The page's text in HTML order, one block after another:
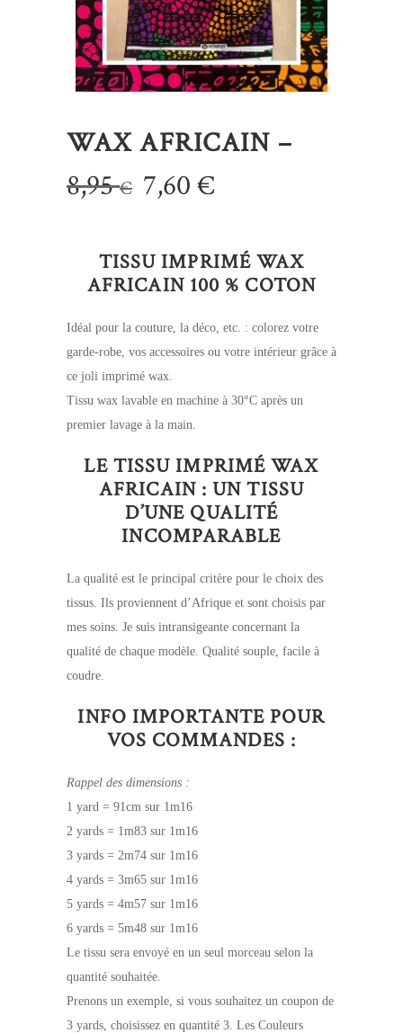
WAX AFRICAIN –
8,95€ Le
était :
8,95 €.
7,60€Le
actuel
est :
7,60 €.
TISSU IMPRIMÉ WAX
AFRICAIN 100 % COTON
Idéal pour la couture, la déco, etc. : colorez votre
garde-robe, vos accessoires ou votre intérieur grâce à
ce joli imprimé wax.
Tissu wax lavable en machine à 30°C après un
premier lavage à la main.
LE TISSU IMPRIMÉ WAX
AFRICAIN : UN TISSU
D’UNE QUALITÉ
INCOMPARABLE
La qualité est le principal critère pour le choix des
tissus. Ils proviennent d’Afrique et sont choisis par
mes soins. Je suis intransigeante concernant la
qualité de chaque modèle. Qualité souple, facile à
coudre.
INFO IMPORTANTE POUR
VOS COMMANDES :
Rappel des dimensions :
1 yard = 91cm sur 1m16
2 yards = 1m83 sur 1m16
3 yards = 2m74 sur 1m16
4 yards = 3m65 sur 1m16
5 yards = 4m57 sur 1m16
6 yards = 5m48 sur 1m16
Le tissu sera envoyé en un seul morceau selon la
quantité souhaitée.
Prenons un exemple, si vous souhaitez un coupon de
3 yards, choisissez en quantité 3. Les Couleurs